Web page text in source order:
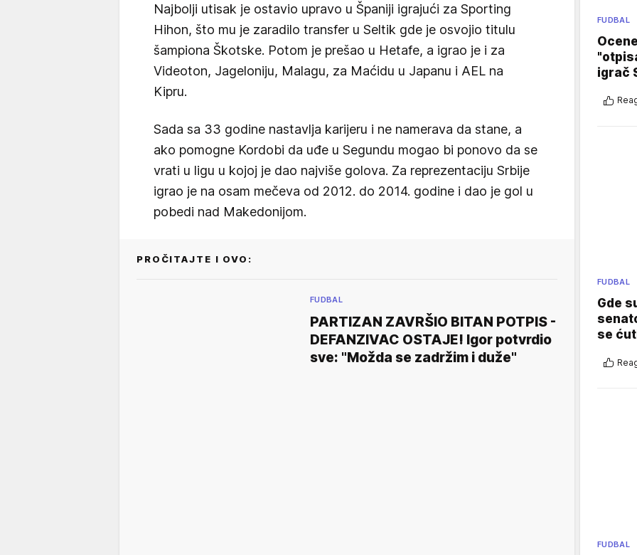
Najbolji utisak je ostavio upravo u Španiji igrajući za Sporting
Hihon, što mu je zaradilo transfer u Seltik gde je osvojio titulu
šampiona Škotske. Potom je prešao u Hetafe, a igrao je i za
Videoton, Jageloniju, Malagu, za Maćidu u Japanu i AEL na
Kipru.
Sada sa 33 godine nastavlja karijeru i ne namerava da stane, a
ako pomogne Kordobi da uđe u Segundu mogao bi ponovo da se
vrati u ligu u kojoj je dao najviše golova. Za reprezentaciju Srbije
igrao je na osam mečeva od 2012. do 2014. godine i dao je gol u
pobedi nad Makedonijom.
PROČITAJTE I OVO:
FUDBAL
PARTIZAN ZAVRŠIO BITAN POTPIS -
DEFANZIVAC OSTAJE! Igor potvrdio
sve: "Možda se zadržim i duže"
FUDBAL
igrač
FUDBAL
Gde
se
FUDBAL